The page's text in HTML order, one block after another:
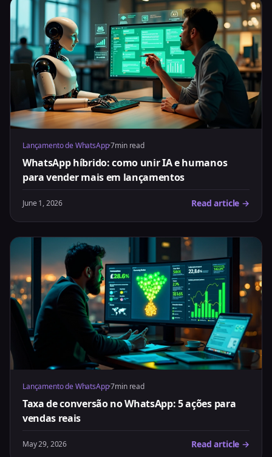
Lançamento de WhatsApp·7min read
WhatsApp híbrido: como unir IA e humanos
para vender mais em lançamentos
June 1, 2026 Read article →
Lançamento de WhatsApp·7min read
Taxa de conversão no WhatsApp: 5 ações para
vendas reais
May 29, 2026 Read article →